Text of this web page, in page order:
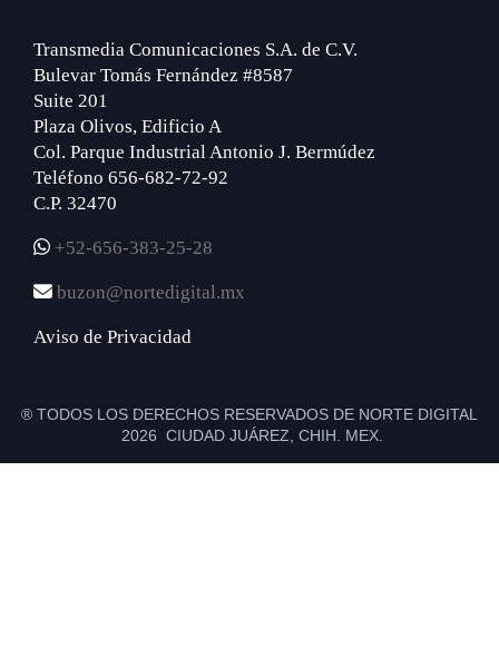
Transmedia Comunicaciones S.A. de C.V.
Bulevar Tomás Fernández #8587
Suite 201
Plaza Olivos, Edificio A
Col. Parque Industrial Antonio J. Bermúdez
Teléfono 656-682-72-92
C.P. 32470
+52-656-383-25-28
buzon@nortedigital.mx
Aviso de Privacidad
® TODOS LOS DERECHOS RESERVADOS DE NORTE DIGITAL
2026 CIUDAD JUÁREZ, CHIH. MEX.